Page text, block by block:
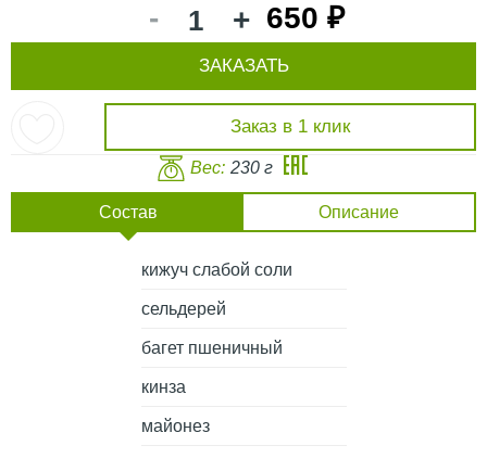
- + 650 ₽
Заказ в 1 клик
ЗАКАЗАТЬ
Вес: 230 г
Состав Описание
кижуч слабой соли
сельдерей
багет пшеничный
кинза
майонез